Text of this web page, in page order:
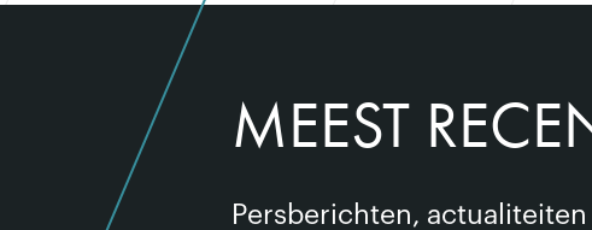
MEEST
Persberichten,